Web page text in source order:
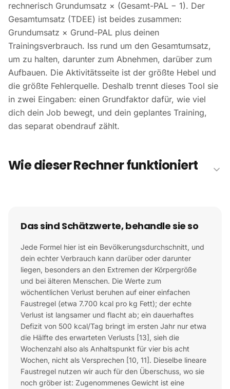
rechnerisch Grundumsatz × (Gesamt-PAL − 1). Der
Gesamtumsatz (TDEE) ist beides zusammen:
Grundumsatz × Grund-PAL plus deinen
Trainingsverbrauch. Iss rund um den Gesamtumsatz,
um zu halten, darunter zum Abnehmen, darüber zum
Aufbauen. Die Aktivitätsseite ist der größte Hebel und
die größte Fehlerquelle. Deshalb trennt dieses Tool sie
in zwei Eingaben: einen Grundfaktor dafür, wie viel
dich dein Job bewegt, und dein geplantes Training,
das separat obendrauf zählt.
Wie dieser Rechner funktioniert
Das sind Schätzwerte, behandle sie so
Jede Formel hier ist ein Bevölkerungsdurchschnitt, und
dein echter Verbrauch kann darüber oder darunter
liegen, besonders an den Extremen der Körpergröße
und bei älteren Menschen. Die Werte zum
wöchentlichen Verlust beruhen auf einer einfachen
Faustregel (etwa 7.700 kcal pro kg Fett); der echte
Verlust ist langsamer und flacht ab; ein dauerhaftes
Defizit von 500 kcal/Tag bringt im ersten Jahr nur etwa
die Hälfte des erwarteten Verlusts [13], sieh die
Wochenzahl also als Anhaltspunkt für vier bis acht
Wochen, nicht als Versprechen [10, 11]. Dieselbe lineare
Faustregel nutzen wir auch für den Überschuss, wo sie
noch gröber ist: Zugenommenes Gewicht ist eine